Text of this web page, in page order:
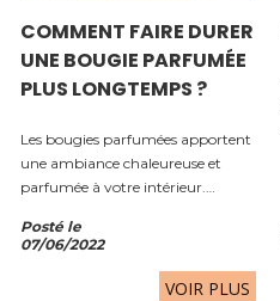
COMMENT FAIRE DURER
UNE BOUGIE PARFUMÉE
PLUS LONGTEMPS ?
Les bougies parfumées apportent
une ambiance chaleureuse et
parfumée à votre intérieur.
habitudes peuvent réduire leur
durée de vie et empêcher une
diffusion optimale du parfum....
Posté le
07/06/2022
VOIR PLUS